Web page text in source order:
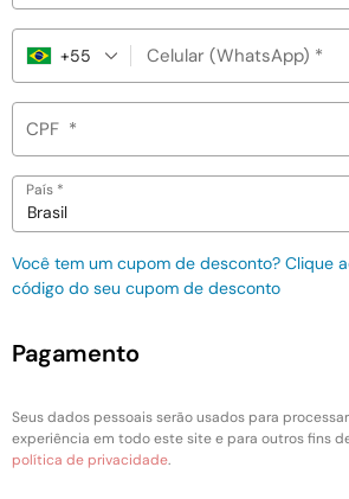
Celular (WhatsApp) *
+55
CPF *
País *
Brasil
Você tem um cupom de desconto? Clique
código do seu cupom de desconto
Pagamento
Seus dados pessoais serão usados para
experiência em todo este site e para outros fins
política de privacidade.